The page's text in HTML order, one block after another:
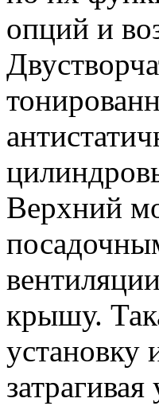
опций и
Верхний
крышу.
установку